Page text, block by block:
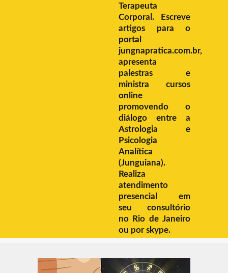
Terapeuta
Corporal. Escreve
artigos para o
portal
jungnapratica.com.br,
apresenta
palestras e
ministra cursos
online
promovendo o
diálogo entre a
Astrologia e
Psicologia
Analítica
(Junguiana).
Realiza
atendimento
presencial em
seu consultório
no Rio de Janeiro
ou por skype.